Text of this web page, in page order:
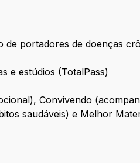
portadores de doenças
e estúdios (TotalPass)
Convivendo
saudáveis) e Melhor